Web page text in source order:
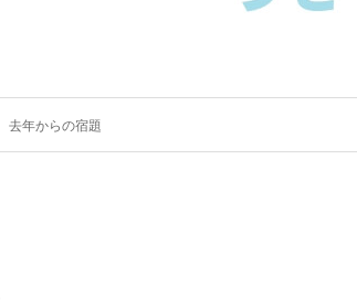
去年からの宿題